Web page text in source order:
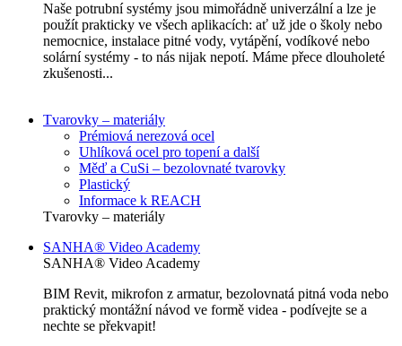
Naše potrubní systémy jsou mimořádně univerzální a lze je
použít prakticky ve všech aplikacích: ať už jde o školy nebo
nemocnice, instalace pitné vody, vytápění, vodíkové nebo
solární systémy - to nás nijak nepotí. Máme přece dlouholeté
zkušenosti...
Tvarovky – materiály
Prémiová nerezová ocel
Uhlíková ocel pro topení a další
Měď a CuSi – bezolovnaté tvarovky
Plastický
Informace k REACH
Tvarovky – materiály
SANHA® Video Academy
SANHA® Video Academy
BIM Revit, mikrofon z armatur, bezolovnatá pitná voda nebo
praktický montážní návod ve formě videa - podívejte se a
nechte se překvapit!